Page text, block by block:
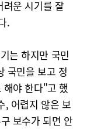
려운 시기를 잘
.
는 하지만 국민
국민을 보고 정
해야 한다"고 했
, 어렵지 않은 보
보수가 되면 안